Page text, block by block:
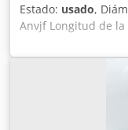
Estado: usado,
Anvjf Longitud de la
de corte a 60
grados: rectangular
potencia 2,0/2,6
Dimensiones L x A
de arco hidráulico